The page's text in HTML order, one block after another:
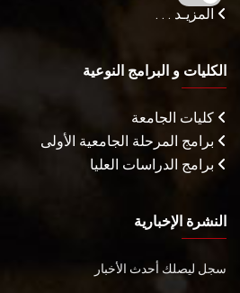
المزيـد . . .
الكليات و البرامج النوعية
كليات الجامعة
برامج المرحلة الجامعية الأولى
برامج الدراسات العليا
النشرة الإخبارية
سجل ليصلك أحدث الأخبار